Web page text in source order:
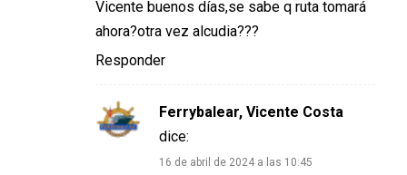
Vicente buenos días,se sabe q ruta tomará
ahora?otra vez alcudia???
Responder
Ferrybalear, Vicente Costa
dice:
16 de abril de 2024 a las 10:45